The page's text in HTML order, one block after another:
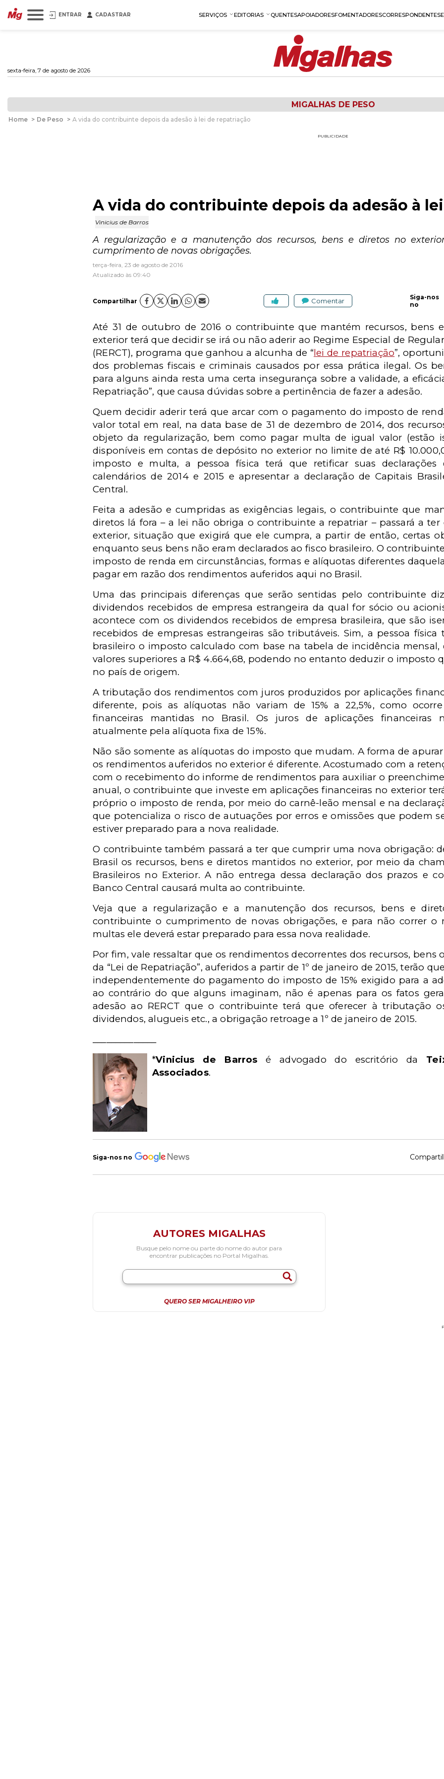
ENTRAR CADASTRAR SERVIÇOS EDITORIAS QUENTESAPOIADORESFOMENTADORESCORRESPONDENTES
sexta-feira, 7 de agosto de 2026
MIGALHAS DE PESO
Home > De Peso > A vida do contribuinte depois da adesão à lei de repatriação
PUBLICIDADE
A vida do contribuinte depois da adesão à
Vinicius de Barros
A regularização e a manutenção dos recursos, bens e diretos no
cumprimento de novas obrigações.
terça-feira, 23 de agosto de 2016
Atualizado às 09:40
Compartilhar Comentar
Siga-nos
no
Até 31 de outubro de 2016 o contribuinte que mantém recursos, bens
exterior terá que decidir se irá ou não aderir ao Regime Especial de
(RERCT), programa que ganhou a alcunha de “lei de repatriação”,
dos problemas fiscais e criminais causados por essa prática ilegal. Os
para alguns ainda resta uma certa insegurança sobre a validade, a
Repatriação”, que causa dúvidas sobre a pertinência de fazer a adesão.
Quem decidir aderir terá que arcar com o pagamento do imposto de
valor total em real, na data base de 31 de dezembro de 2014, dos
objeto da regularização, bem como pagar multa de igual valor (estão
disponíveis em contas de depósito no exterior no limite de até R$
imposto e multa, a pessoa física terá que retificar suas
calendários de 2014 e 2015 e apresentar a declaração de Capitais
Central.
Feita a adesão e cumpridas as exigências legais, o contribuinte que
diretos lá fora – a lei não obriga o contribuinte a repatriar – passará a
exterior, situação que exigirá que ele cumpra, a partir de então, certas
enquanto seus bens não eram declarados ao fisco brasileiro. O
imposto de renda em circunstâncias, formas e alíquotas diferentes
pagar em razão dos rendimentos auferidos aqui no Brasil.
Uma das principais diferenças que serão sentidas pelo contribuinte
dividendos recebidos de empresa estrangeira da qual for sócio ou
acontece com os dividendos recebidos de empresa brasileira, que são
recebidos de empresas estrangeiras são tributáveis. Sim, a pessoa
brasileiro o imposto calculado com base na tabela de incidência mensal,
valores superiores a R$ 4.664,68, podendo no entanto deduzir o imposto
no país de origem.
A tributação dos rendimentos com juros produzidos por aplicações
diferente, pois as alíquotas não variam de 15% a 22,5%, como
financeiras mantidas no Brasil. Os juros de aplicações financeiras
atualmente pela alíquota fixa de 15%.
Não são somente as alíquotas do imposto que mudam. A forma de
os rendimentos auferidos no exterior é diferente. Acostumado com a
com o recebimento do informe de rendimentos para auxiliar o
anual, o contribuinte que investe em aplicações financeiras no exterior
próprio o imposto de renda, por meio do carnê-leão mensal e na
que potencializa o risco de autuações por erros e omissões que podem
estiver preparado para a nova realidade.
O contribuinte também passará a ter que cumprir uma nova obrigação:
Brasil os recursos, bens e diretos mantidos no exterior, por meio da
Brasileiros no Exterior. A não entrega dessa declaração dos prazos e
Banco Central causará multa ao contribuinte.
Veja que a regularização e a manutenção dos recursos, bens e
contribuinte o cumprimento de novas obrigações, e para não correr o
multas ele deverá estar preparado para essa nova realidade.
Por fim, vale ressaltar que os rendimentos decorrentes dos recursos,
da “Lei de Repatriação”, auferidos a partir de 1º de janeiro de 2015, terão
independentemente do pagamento do imposto de 15% exigido para a
ao contrário do que alguns imaginam, não é apenas para os fatos
adesão ao RERCT que o contribuinte terá que oferecer à tributação
dividendos, alugueis etc., a obrigação retroage a 1º de janeiro de 2015.
*Vinicius de Barros é advogado do escritório da
Associados.
Siga-nos no
AUTORES MIGALHAS
Busque pelo nome ou parte do nome do autor para
encontrar publicações no Portal Migalhas.
QUERO SER MIGALHEIRO VIP